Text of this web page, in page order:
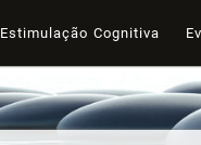
Estimulação Cognitiva